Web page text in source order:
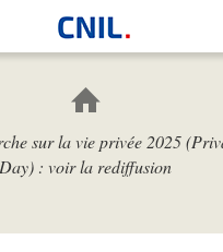
c
i
l
N
sur la vie privée 2025
Day) : voir la rediffusion
sur les cookies (témoins